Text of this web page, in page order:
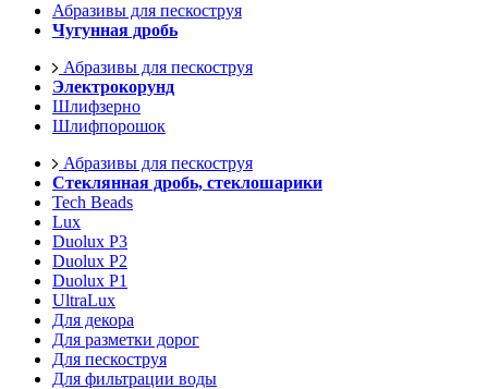
Абразивы для пескоструя
Чугунная дробь
Абразивы для пескоструя
Электрокорунд
Шлифзерно
Шлифпорошок
Абразивы для пескоструя
Стеклянная дробь, стеклошарики
Tech Beads
Lux
Duolux P3
Duolux P2
Duolux P1
UltraLux
Для декора
Для разметки дорог
Для пескоструя
Для фильтрации воды